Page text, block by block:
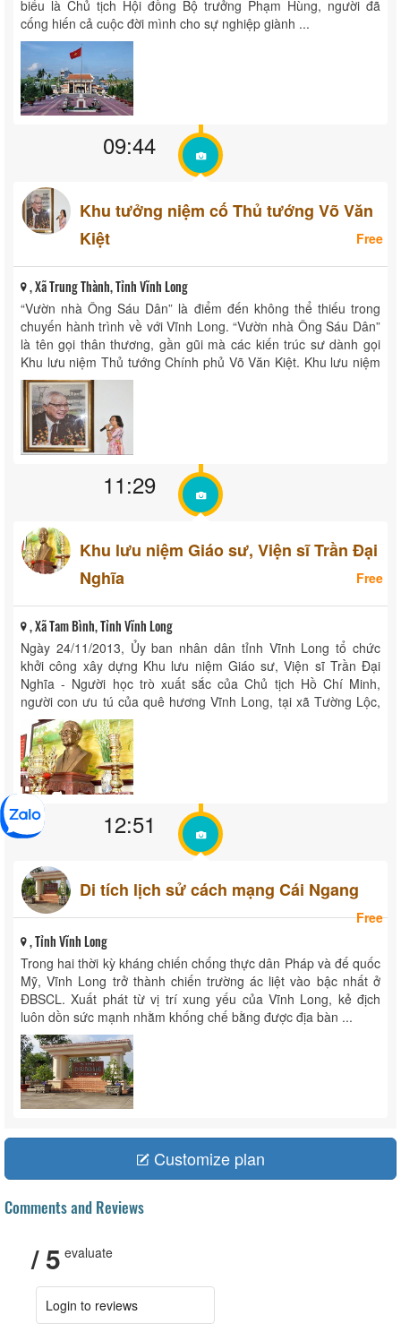
biểu là Chủ tịch Hội đồng Bộ trưởng Phạm Hùng, người đã
cống hiến cả cuộc đời mình cho sự nghiệp giành ...
09:44
Khu tưởng niệm cố Thủ tướng Võ Văn
Kiệt
Free
, Xã Trung Thành, Tỉnh Vĩnh Long
“Vườn nhà Ông Sáu Dân” là điểm đến không thể thiếu trong
chuyến hành trình về với Vĩnh Long. “Vườn nhà Ông Sáu Dân”
là tên gọi thân thương, gần gũi mà các kiến trúc sư dành gọi
Khu lưu niệm Thủ tướng Chính phủ Võ Văn Kiệt. Khu lưu niệm
...
11:29
Khu lưu niệm Giáo sư, Viện sĩ Trần Đại
Nghĩa
Free
, Xã Tam Bình, Tỉnh Vĩnh Long
Ngày 24/11/2013, Ủy ban nhân dân tỉnh Vĩnh Long tổ chức
khởi công xây dựng Khu lưu niệm Giáo sư, Viện sĩ Trần Đại
Nghĩa - Người học trò xuất sắc của Chủ tịch Hồ Chí Minh,
người con ưu tú của quê hương Vĩnh Long, tại xã Tường Lộc,
12:51
Di tích lịch sử cách mạng Cái Ngang
Free
, Tỉnh Vĩnh Long
Trong hai thời kỳ kháng chiến chống thực dân Pháp và đế quốc
Mỹ, Vĩnh Long trở thành chiến trường ác liệt vào bậc nhất ở
ĐBSCL. Xuất phát từ vị trí xung yếu của Vĩnh Long, kẻ địch
luôn dồn sức mạnh nhằm khống chế bằng được địa bàn ...
Customize plan
Comments and Reviews
/ 5 evaluate
Login to reviews